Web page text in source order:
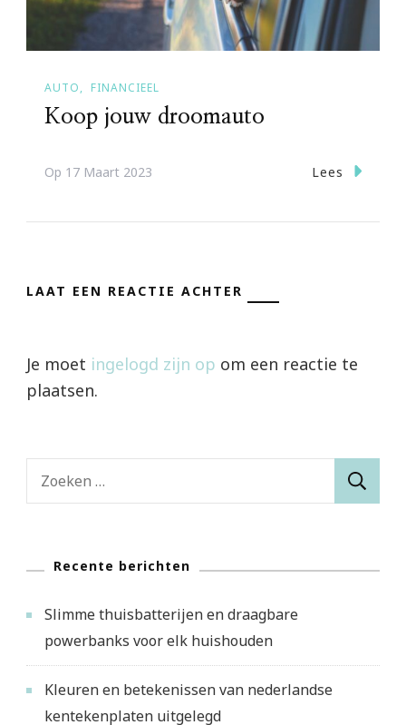
AUTO FINANCIEEL
Koop jouw droomauto
Op 17 Maart 2023 Lees
LAAT EEN REACTIE ACHTER
Je moet ingelogd zijn op om een reactie te
plaatsen.
Zoeken
Recente berichten
Slimme thuisbatterijen en draagbare
powerbanks voor elk huishouden
Kleuren en betekenissen van nederlandse
kentekenplaten uitgelegd